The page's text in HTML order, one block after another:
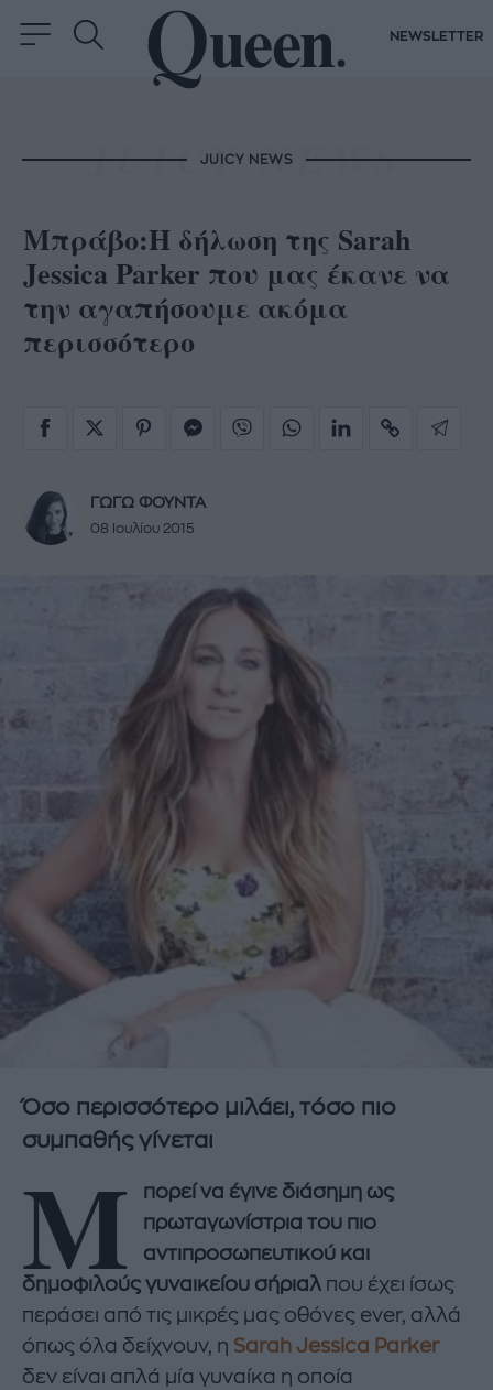
NEWSLETTER
JUICY NEWS
Mπράβο:Η δήλωση της Sarah
Jessica Parker που μας έκανε να
την αγαπήσουμε ακόμα
περισσότερο
ΓΩΓΩ ΦΟΥΝΤΑ
08 Ιουλίου 2015
Όσο περισσότερο μιλάει, τόσο πιο
συμπαθής γίνεται
Μ
πορεί να έγινε διάσημη ως
πρωταγωνίστρια του πιο
αντιπροσωπευτικού και
δημοφιλούς γυναικείου σήριαλ που έχει ίσως
περάσει από τις μικρές μας οθόνες ever, αλλά
όπως όλα δείχνουν, η Sarah Jessica Parker
δεν είναι απλά μία γυναίκα η οποία